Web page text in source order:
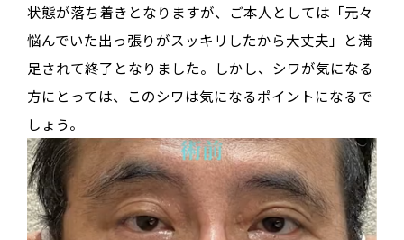
状態が落ち着きとなりますが、ご本人としては「元々
悩んでいた出っ張りがスッキリしたから大丈夫」と満
足されて終了となりました。しかし、シワが気になる
方にとっては、このシワは気になるポイントになるで
しょう。